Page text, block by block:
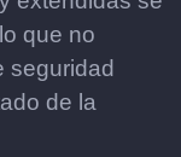
que no
seguridad
de la